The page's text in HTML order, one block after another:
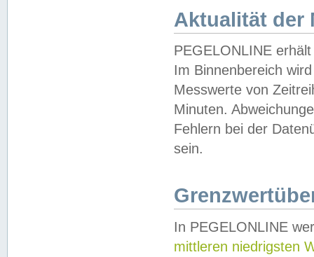
Aktualität der
PEGELONLINE
Im Binnenbereich
Messwerte von
Minuten.
Fehlern bei der
sein.
In PEGELONLINE
mittleren niedrigsten